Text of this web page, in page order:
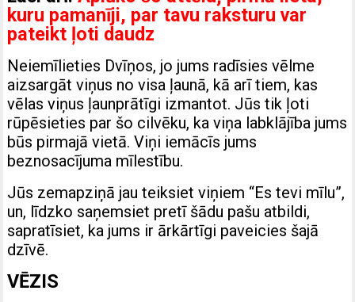
kuru pamanīji, par tavu raksturu var
pateikt ļoti daudz
Neiemīlieties Dvīņos, jo jums radīsies vēlme
aizsargāt viņus no visa ļaunā, kā arī tiem, kas
vēlas viņus ļaunprātīgi izmantot. Jūs tik ļoti
rūpēsieties par šo cilvēku, ka viņa labklājība jums
būs pirmajā vietā. Viņi iemācīs jums
beznosacījuma mīlestību.
Jūs zemapziņā jau teiksiet viņiem “Es tevi mīlu”,
un, līdzko saņemsiet pretī šādu pašu atbildi,
sapratīsiet, ka jums ir ārkārtīgi paveicies šajā
dzīvē.
VĒZIS